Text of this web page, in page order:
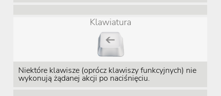
Klawiatura
Niektóre klawisze (oprócz klawiszy funkcyjnych) nie
wykonują żądanej akcji po naciśnięciu.